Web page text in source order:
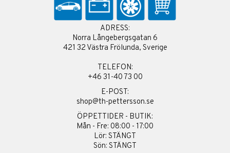
ADRESS:
Norra Långebergsgatan 6
421 32 Västra Frölunda, Sverige
TELEFON:
+46 31-40 73 00
E-POST:
shop@th-pettersson.se
ÖPPETTIDER - BUTIK:
Mån - Fre: 08:00 - 17:00
Lör: STÄNGT
Sön: STÄNGT